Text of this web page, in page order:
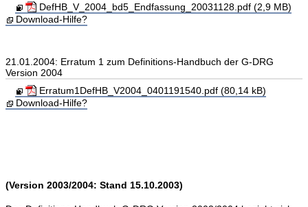
DefHB_V_2004_bd5_Endfassung_20031128.pdf (2,9 MB)
Download-Hilfe?
21.01.2004: Erratum 1 zum Definitions-Handbuch der G-DRG
Version 2004
Erratum1DefHB_V2004_0401191540.pdf (80,14 kB)
Download-Hilfe?
(Version 2003/2004: Stand 15.10.2003)